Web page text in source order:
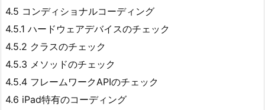
4.5 コンディショナルコーディング
4.5.1 ハードウェアデバイスのチェック
4.5.2 クラスのチェック
4.5.3 メソッドのチェック
4.5.4 フレームワークAPIのチェック
4.6 iPad特有のコーディング